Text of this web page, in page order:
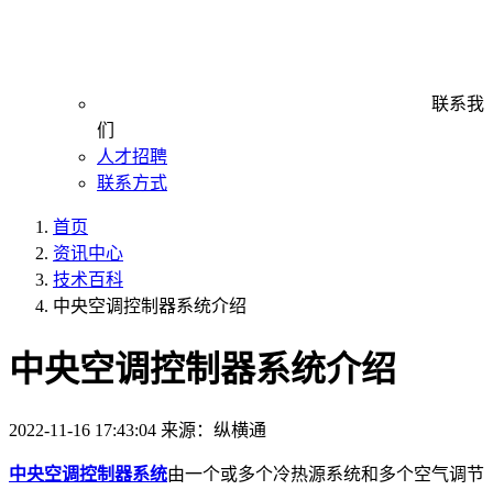
联系我
们
人才招聘
联系方式
首页
资讯中心
技术百科
中央空调控制器系统介绍
中央空调控制器系统介绍
2022-11-16 17:43:04 来源：纵横通
中央空调控制器系统由一个或多个冷热源系统和多个空气调节